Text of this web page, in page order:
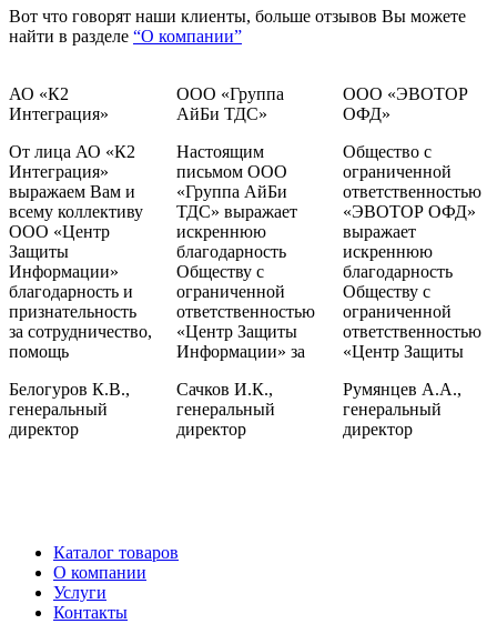
Вот что говорят наши клиенты, больше отзывов Вы можете
найти в разделе “О компании”
АО «К2
Интеграция»
От лица АО «К2
Интеграция»
выражаем Вам и
всему коллективу
ООО «Центр
Защиты
Информации»
благодарность и
признательность
за сотрудничество,
помощь
Белогуров К.В.,
генеральный
директор
ООО «Группа
АйБи ТДС»
Настоящим
письмом ООО
«Группа АйБи
ТДС» выражает
искреннюю
благодарность
Обществу с
ограниченной
ответственностью
«Центр Защиты
Информации» за
Сачков И.К.,
генеральный
директор
ООО «ЭВОТОР
ОФД»
Общество с
ограниченной
ответственностью
«ЭВОТОР ОФД»
выражает
искреннюю
благодарность
Обществу с
ограниченной
ответственностью
«Центр Защиты
Румянцев А.А.,
генеральный
директор
Каталог товаров
О компании
Услуги
Контакты